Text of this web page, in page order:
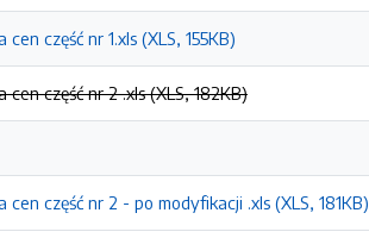
część nr 1.xls (XLS, 155KB)
część nr 2 .xls (XLS, 182KB)
część nr 2 - po modyfikacji .xls (XLS, 181KB)